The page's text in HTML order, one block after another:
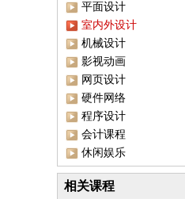
平面设计
室内外设计
机械设计
影视动画
网页设计
硬件网络
程序设计
会计课程
休闲娱乐
相关课程